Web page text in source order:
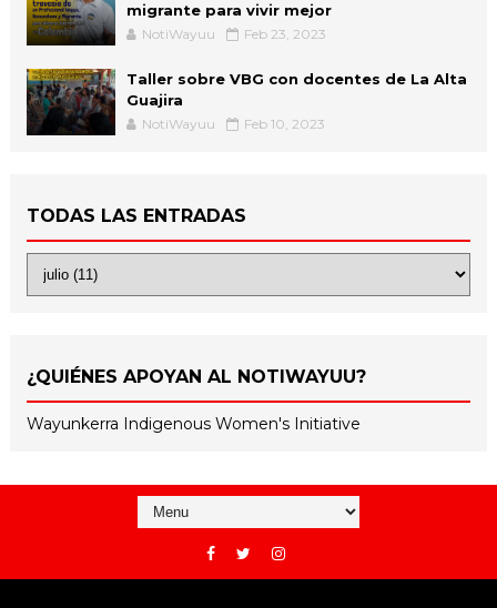
migrante para vivir mejor
NotiWayuu Feb 23, 2023
Taller sobre VBG con docentes de La Alta
Guajira
NotiWayuu Feb 10, 2023
TODAS LAS ENTRADAS
¿QUIÉNES APOYAN AL NOTIWAYUU?
Wayunkerra Indigenous Women's Initiative